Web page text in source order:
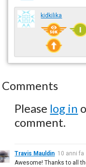
kidkilika
Comments
Please log in
comment.
Travis Mauldin 10 anni fa
Awesome! Thanks to all